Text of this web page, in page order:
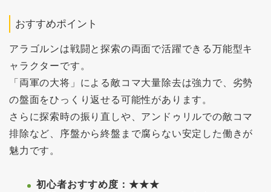
おすすめポイント
アラゴルンは戦闘と探索の両面で活躍できる万能型キ
ャラクターです。
「両軍の大将」による敵コマ大量除去は強力で、劣勢
の盤面をひっくり返せる可能性があります。
さらに探索時の振り直しや、アンドゥリルでの敵コマ
排除など、序盤から終盤まで腐らない安定した働きが
魅力です。
初心者おすすめ度：★★★